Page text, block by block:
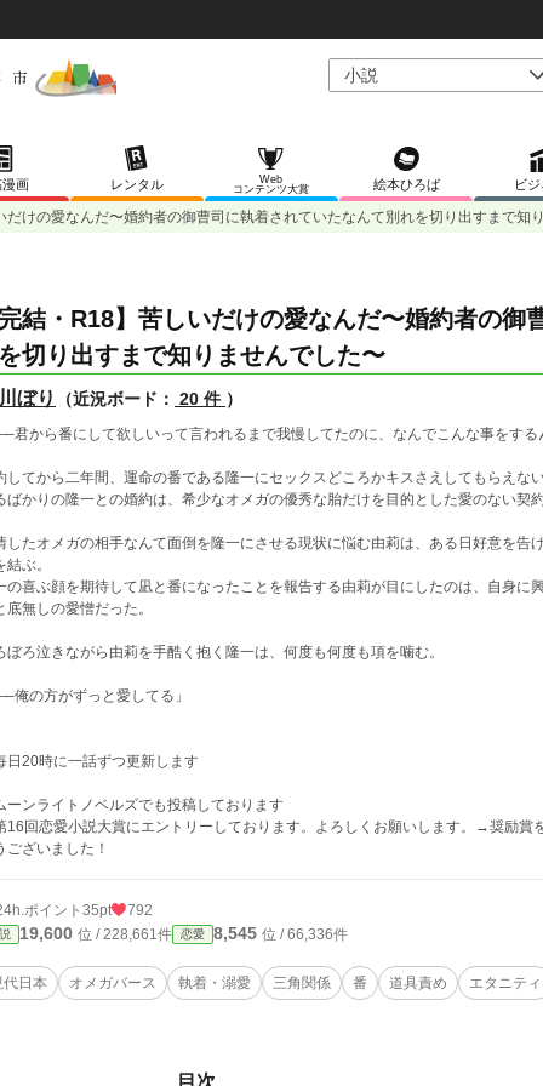
画 レンタル
Web
コンテンツ大賞
絵本ひろば ビジ
だけの愛なんだ〜婚約者の御曹司に執着されていたなんて別れを切り出すまで知
完結・R18】苦しいだけの愛なんだ〜婚約者の御
切り出すまで知りませんでした〜
ぼり （近況ボード： 20 件 ）
君から番にして欲しいって言われるまで我慢してたのに、なんでこんな事をする
してから二年間、運命の番である隆一にセックスどころかキスさえしてもらえな
ばかりの隆一との婚約は、希少なオメガの優秀な胎だけを目的とした愛のない契約
したオメガの相手なんて面倒を隆一にさせる現状に悩む由莉は、ある日好意を告
結ぶ。
の喜ぶ顔を期待して凪と番になったことを報告する由莉が目にしたのは、自身に
底無しの愛憎だった。
ぼろ泣きながら由莉を手酷く抱く隆一は、何度も何度も項を噛む。
俺の方がずっと愛してる」
20時に一話ずつ更新します
ンライトノベルズでも投稿しております
回恋愛小説大賞にエントリーしております。よろしくお願いします。→奨励賞
ございました！
ポイント 35pt 792
19,600 位 / 228,661件 恋愛 8,545 位 / 66,336件
代日本 オメガバース 執着・溺愛 三角関係 番 道具責め エタニティ
目次